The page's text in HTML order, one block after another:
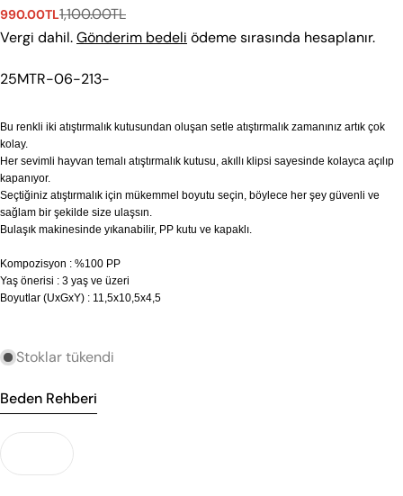
Satış
ücreti
990.00TL
Normal
fiyat
1,100.00TL
Vergi dahil.Gönderim bedeli ödeme sırasında hesaplanır.
Stok
25MTR-06-213-
Bu renkli iki atıştırmalık kutusundan oluşan setle atıştırmalık zamanınız artık çok
kolay.
Her sevimli hayvan temalı atıştırmalık kutusu, akıllı klipsi sayesinde kolayca açılıp
kapanıyor.
Seçtiğiniz atıştırmalık için mükemmel boyutu seçin, böylece her şey güvenli ve
sağlam bir şekilde size ulaşsın.
Bulaşık makinesinde yıkanabilir, PP kutu ve kapaklı.
Kompozisyon : %100 PP
Yaş önerisi : 3 yaş ve üzeri
Boyutlar (UxGxY) : 11,5x10,5x4,5
Stoklar tükendi
Beden Rehberi
Tekstil
BOY (CM)
1–2 Ay 60
2–4 Ay
4–6 Ay
6–9 Ay
18 Ay
Not: Bu set 0–18 ay aralığına odaklanır.
Bu ürünü paylaş
Bir soru sor
Adınız
E-
posta
adresiniz
Telefonunuz